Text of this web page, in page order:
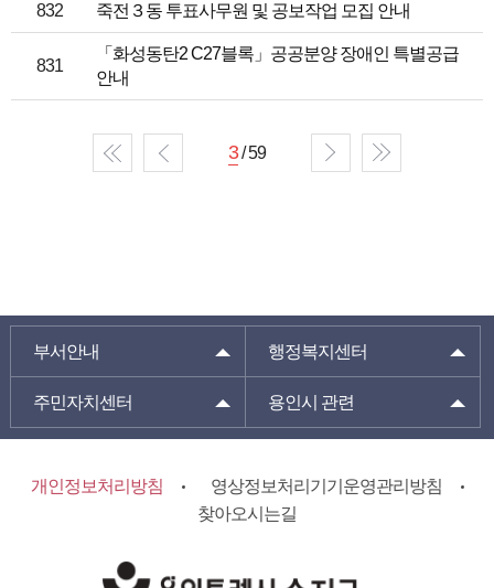
832 죽전３동 투표사무원 및 공보작업 모집 안내
831
「화성동탄2 C27블록」공공분양 장애인 특별공급
안내
3/ 59
부서안내 행정복지센터
주민자치센터 용인시 관련
개인정보처리방침
영상정보처리기기운영관리방침
찾아오시는길